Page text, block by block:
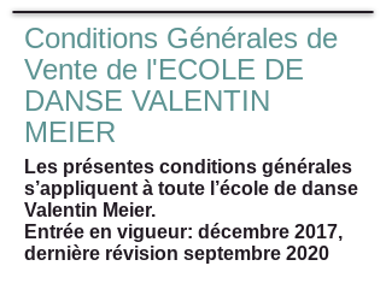
Conditions Générales de
Vente de l'ECOLE DE
DANSE VALENTIN
MEIER
Les présentes conditions générales
s’appliquent à toute l’école de danse
Valentin Meier.
Entrée en vigueur: décembre 2017,
dernière révision septembre 2020